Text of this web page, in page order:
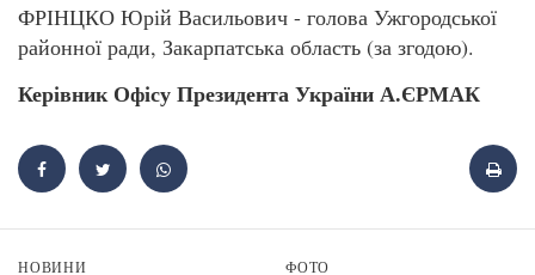
ФРІНЦКО Юрій Васильович - голова Ужгородської
районної ради, Закарпатська область (за згодою).
Керівник Офісу Президента України А.ЄРМАК
НОВИНИ ФОТО